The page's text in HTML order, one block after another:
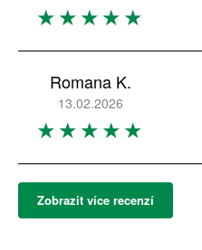
Romana K.
13.02.2026
Zobrazit více recenzí